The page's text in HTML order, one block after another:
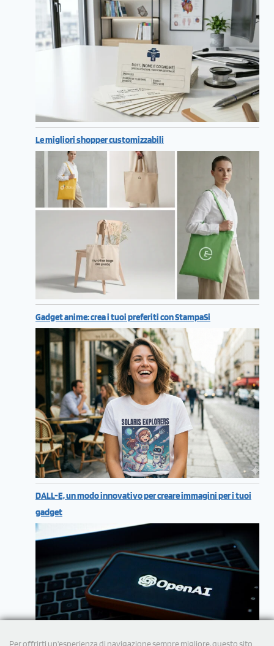
Per offrirti un'esperienza di navigazione sempre migliore, questo sito
Le migliori shopper customizzabili
Gadget anime: crea i tuoi preferiti con StampaSi
DALL-E, un modo innovativo per creare immagini per i tuoi
gadget